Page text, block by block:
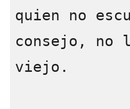
quien no
consejo, no
viejo.